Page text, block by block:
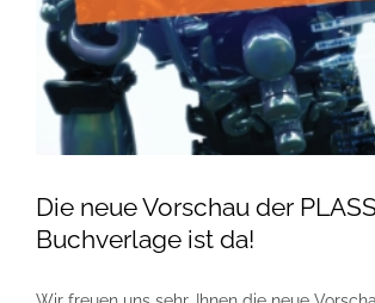
Die neue Vorschau der
Buchverlage ist da!